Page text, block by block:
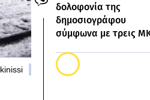
δολοφονία της
δημοσιογράφου
σύμφωνα με τρεις